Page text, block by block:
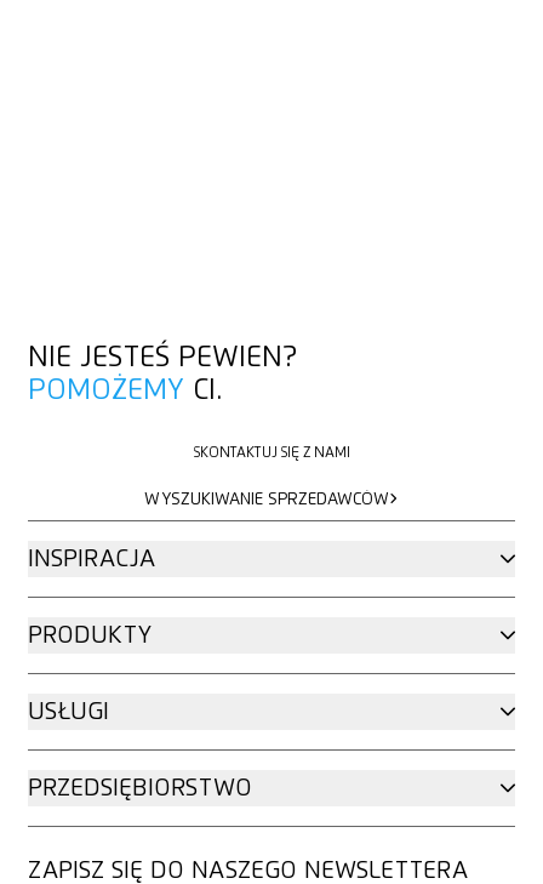
NIE JESTEŚ PEWIEN?
POMOŻEMY CI.
SKONTAKTUJ SIĘ Z NAMI
WYSZUKIWANIE SPRZEDAWCÓW
INSPIRACJA
PRODUKTY
USŁUGI
PRZEDSIĘBIORSTWO
ZAPISZ SIĘ DO NASZEGO NEWSLETTERA